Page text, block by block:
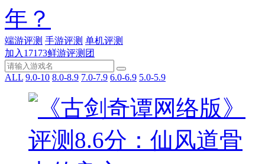
年？
端游评测 手游评测 单机评测
加入17173鲜游评测团
ALL 9.0-10 8.0-8.9 7.0-7.9 6.0-6.9 5.0-5.9